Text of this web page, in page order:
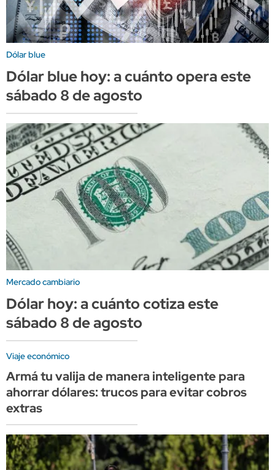
Dólar blue
Dólar blue hoy: a cuánto opera este
sábado 8 de agosto
Mercado cambiario
Dólar hoy: a cuánto cotiza este
sábado 8 de agosto
Viaje económico
Armá tu valija de manera inteligente para
ahorrar dólares: trucos para evitar cobros
extras